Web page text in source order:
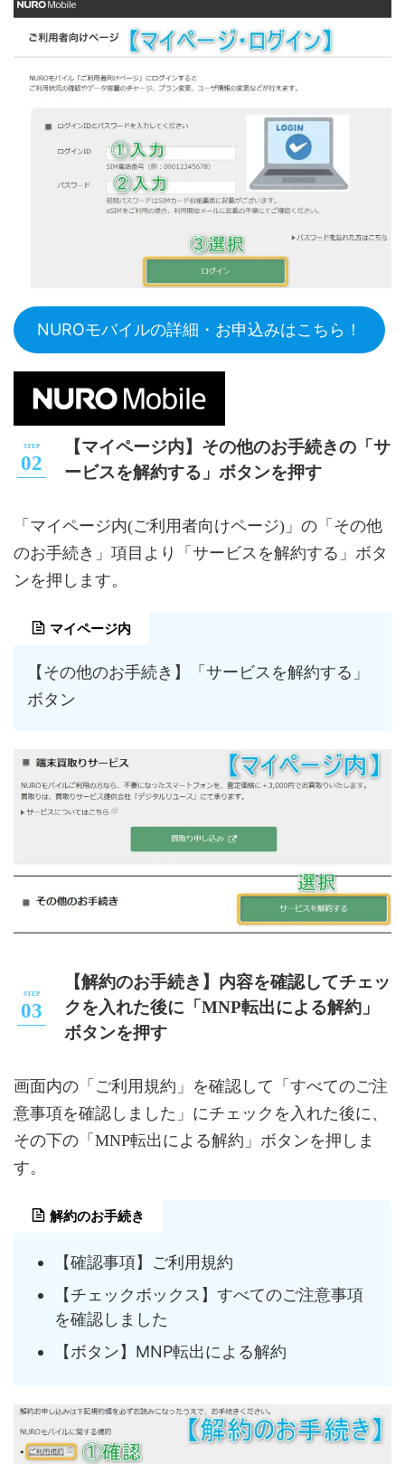
NUROモバイルの詳細・お申込みはこちら！
【マイページ内】その他のお手続きの「サ
ービスを解約する」ボタンを押す
「マイページ内(ご利用者向けページ)」の「その他
のお手続き」項目より「サービスを解約する」ボタ
ンを押します。
マイページ内
【その他のお手続き】「サービスを解約する」
ボタン
【解約のお手続き】内容を確認してチェッ
クを入れた後に「MNP転出による解約」
ボタンを押す
画面内の「ご利用規約」を確認して「すべてのご注
意事項を確認しました」にチェックを入れた後に、
その下の「MNP転出による解約」ボタンを押しま
す。
解約のお手続き
【確認事項】ご利用規約
【チェックボックス】すべてのご注意事項
を確認しました
【ボタン】MNP転出による解約